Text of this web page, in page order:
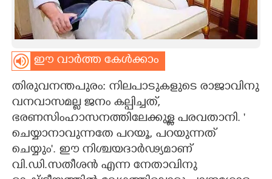
ART
ASTRO
CARTOONS
LITERATURE
ZOOM
ഈ വാർത്ത കേൾക്കാം
തിരുവനന്തപുരം: നിലപാടുകളുടെ രാജാവിനു
വനവാസമല്ല ജനം കല്പിച്ചത്,
ഭരണസിംഹാസനത്തിലേക്കുള്ള പരവതാനി. '
ചെയ്യാനാവുന്നതേ പറയൂ,​ പറയുന്നത്
ചെയ്യും". ഈ നിശ്ചയദാർഢ്യമാണ്
വി.ഡി.സതീശൻ എന്ന നേതാവിനു